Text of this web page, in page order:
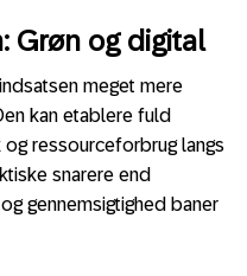
Grøn og digital
meget mere
kan etablere fuld
ressourceforbrug langs
snarere end
gennemsigtighed baner